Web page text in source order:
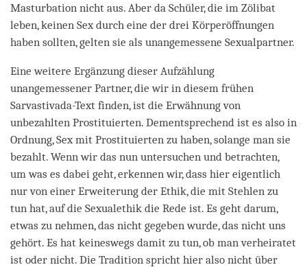
Masturbation nicht aus. Aber da Schüler, die im Zölibat
leben, keinen Sex durch eine der drei Körperöffnungen
haben sollten, gelten sie als unangemessene Sexualpartner.
Eine weitere Ergänzung dieser Aufzählung
unangemessener Partner, die wir in diesem frühen
Sarvastivada-Text finden, ist die Erwähnung von
unbezahlten Prostituierten. Dementsprechend ist es also in
Ordnung, Sex mit Prostituierten zu haben, solange man sie
bezahlt. Wenn wir das nun untersuchen und betrachten,
um was es dabei geht, erkennen wir, dass hier eigentlich
nur von einer Erweiterung der Ethik, die mit Stehlen zu
tun hat, auf die Sexualethik die Rede ist. Es geht darum,
etwas zu nehmen, das nicht gegeben wurde, das nicht uns
gehört. Es hat keineswegs damit zu tun, ob man verheiratet
ist oder nicht. Die Tradition spricht hier also nicht über